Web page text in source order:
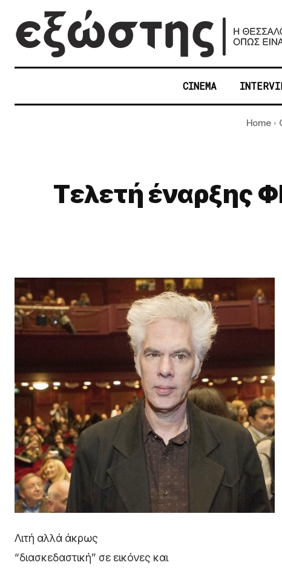
CINEMA
Home
Τελετή έναρξης
Λιτή αλλά άκρως
“διασκεδαστική” σε εικόνες και